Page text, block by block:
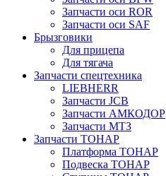
Запчасти оси ROR
Запчасти оси SAF
Брызговики
Для прицепа
Для тягача
Запчасти спецтехника
LIEBHERR
Запчасти JCB
Запчасти АМКОДОР
Запчасти МТЗ
Запчасти ТОНАР
Платформа ТОНАР
Подвеска ТОНАР